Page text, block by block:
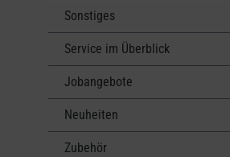
Sonstiges
Service im Überblick
Jobangebote
Neuheiten
Zubehör